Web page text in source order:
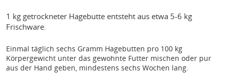
1 kg getrockneter Hagebutte entsteht aus etwa 5-6 kg
Frischware.
Einmal täglich sechs Gramm Hagebutten pro 100 kg
Körpergewicht unter das gewohnte Futter mischen oder pur
aus der Hand geben, mindestens sechs Wochen lang.